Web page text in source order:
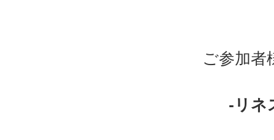
ご参加者
-リネ